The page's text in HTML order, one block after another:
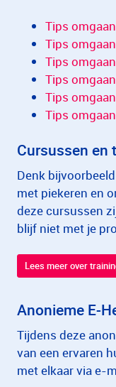
Tips
Tips
Tips
Tips
Tips
Tips
Cursussen en
Denk
met piekeren en
deze cursussen
blijf niet met je
Lees meer over
Anonieme E-
Tijdens deze
van een ervaren
met elkaar via e-